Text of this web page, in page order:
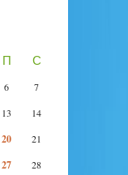
П С
6
7
13
14
20
21
27 28